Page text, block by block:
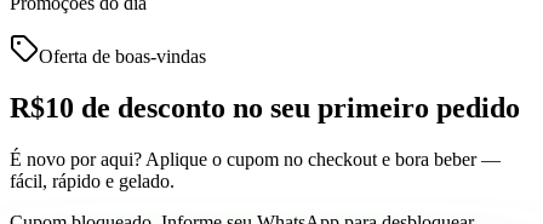
Oferta de boas-vindas
R$10 de desconto no seu primeiro pedido
É novo por aqui? Aplique o cupom no checkout e bora beber —
fácil, rápido e gelado.